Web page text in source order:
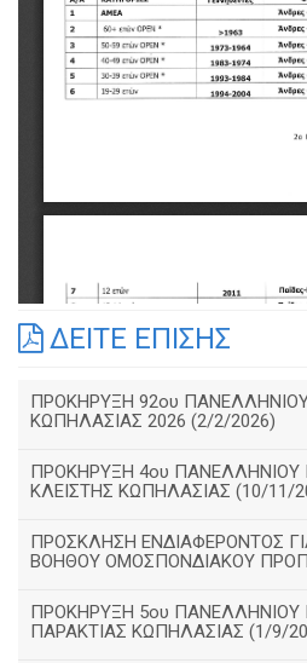
ΔΕΙΤΕ ΕΠΙΣΗΣ
ΠΡΟΚΗΡΥΞΗ 92ου
ΚΩΠΗΛΑΣΙΑΣ 2026 (2/2/2026)
ΠΡΟΚΗΡΥΞΗ 4ου
ΚΛΕΙΣΤΗΣ ΚΩΠΗΛΑΣΙΑΣ (10/11/
ΠΡΟΣΚΛΗΣΗ ΕΝΔΙΑΦΕΡΟΝΤΟΣ
ΒΟΗΘΟΥ ΟΜΟΣΠΟΝΔΙΑΚΟΥ
ΠΡΟΚΗΡΥΞΗ 5ου
ΠΑΡΑΚΤΙΑΣ ΚΩΠΗΛΑΣΙΑΣ (1/9/